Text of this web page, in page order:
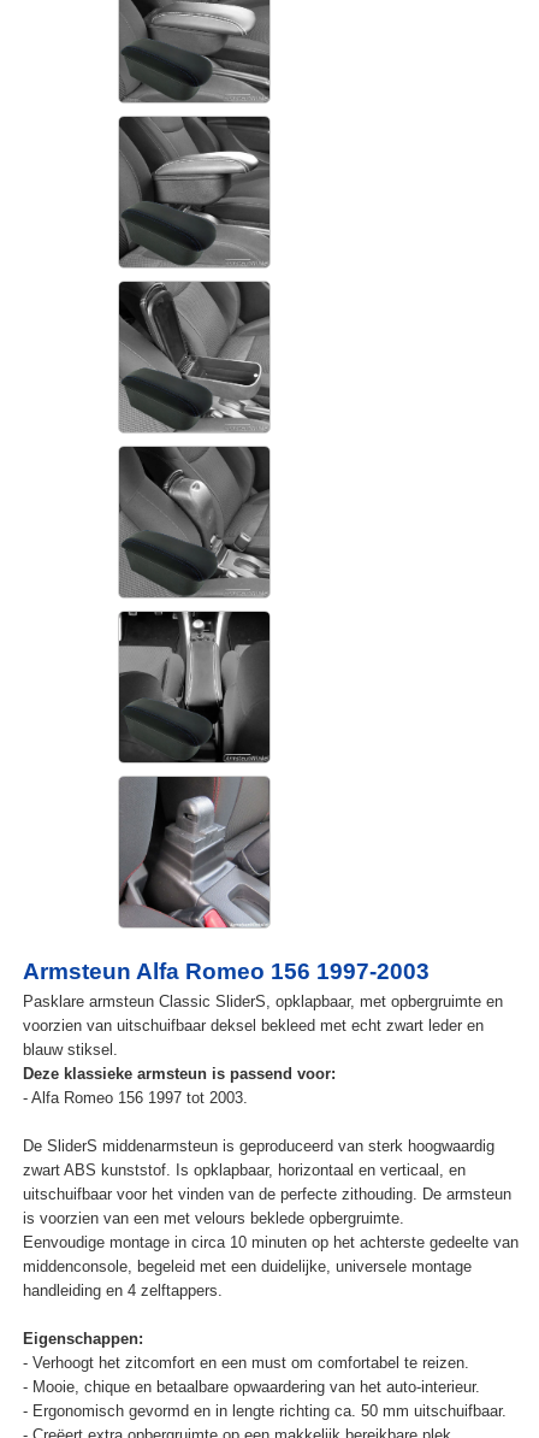
Armsteun Alfa Romeo 156 1997-2003
Pasklare armsteun Classic SliderS, opklapbaar, met opbergruimte en
voorzien van uitschuifbaar deksel bekleed met echt zwart leder en
blauw stiksel.
Deze klassieke armsteun is passend voor:
- Alfa Romeo 156 1997 tot 2003.
De SliderS middenarmsteun is geproduceerd van sterk hoogwaardig
zwart ABS kunststof. Is opklapbaar, horizontaal en verticaal, en
uitschuifbaar voor het vinden van de perfecte zithouding. De armsteun
is voorzien van een met velours beklede opbergruimte.
Eenvoudige montage in circa 10 minuten op het achterste gedeelte van
middenconsole, begeleid met een duidelijke, universele montage
handleiding en 4 zelftappers.
Eigenschappen:
- Verhoogt het zitcomfort en een must om comfortabel te reizen.
- Mooie, chique en betaalbare opwaardering van het auto-interieur.
- Ergonomisch gevormd en in lengte richting ca. 50 mm uitschuifbaar.